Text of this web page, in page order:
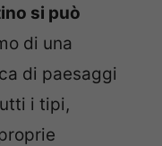
si può
di una
di paesaggi
i tipi,